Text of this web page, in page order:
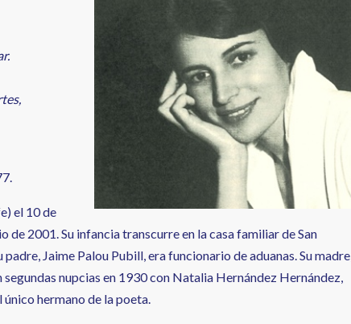
el 10 de
2001. Su infancia transcurre en la casa familiar de San
Jaime Palou Pubill, era funcionario de aduanas. Su madre,
nupcias en 1930 con Natalia Hernández Hernández,
hermano de la poeta.